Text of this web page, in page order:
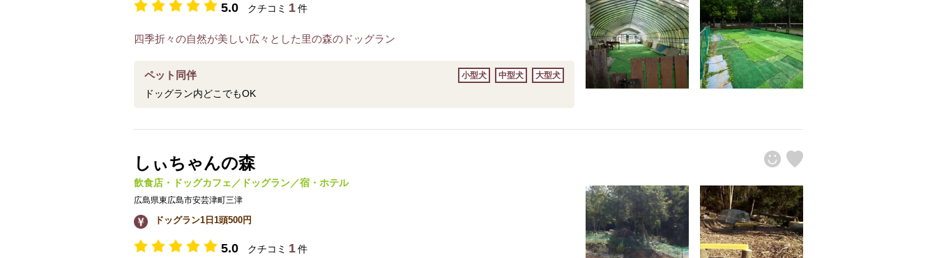
5.0 クチコミ 1件
四季折々の自然が美しい広々とした里の森のドッグラン
ペット同伴
ドッグラン内どこでもOK
小型犬 中型犬 大型犬
しぃちゃんの森
飲食店・ドッグカフェ／ドッグラン／宿・ホテル
広島県東広島市安芸津町三津
ドッグラン1日1頭500円
5.0 クチコミ 1件